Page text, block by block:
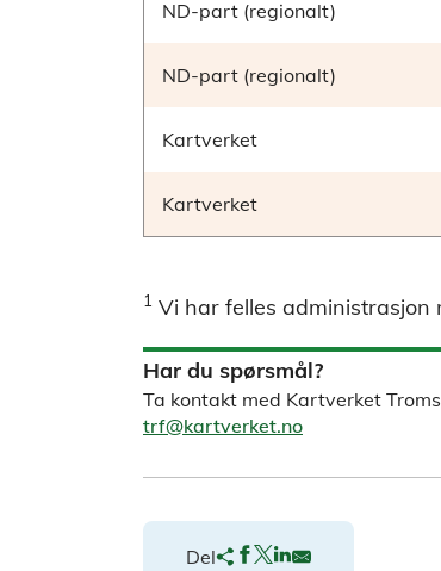
ND-part (regionalt)
ND-part (regionalt)
Kartverket
Kartverket
1 Vi har felles administrasjon
Har du spørsmål?
Ta kontakt med Kartverket
trf@kartverket.no
Del